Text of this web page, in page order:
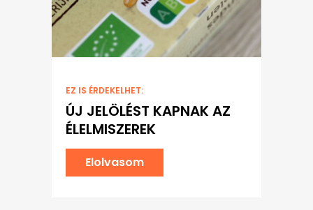
EZ IS ÉRDEKELHET:
ÚJ JELÖLÉST KAPNAK AZ
ÉLELMISZEREK
Elolvasom